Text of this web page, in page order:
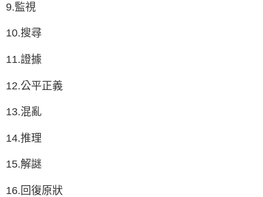
9.監視
10.搜尋
11.證據
12.公平正義
13.混亂
14.推理
15.解謎
16.回復原狀